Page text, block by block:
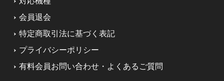
会員退会
特定商取引法に基づく表記
プライバシーポリシー
有料会員お問い合わせ・よくあるご質問